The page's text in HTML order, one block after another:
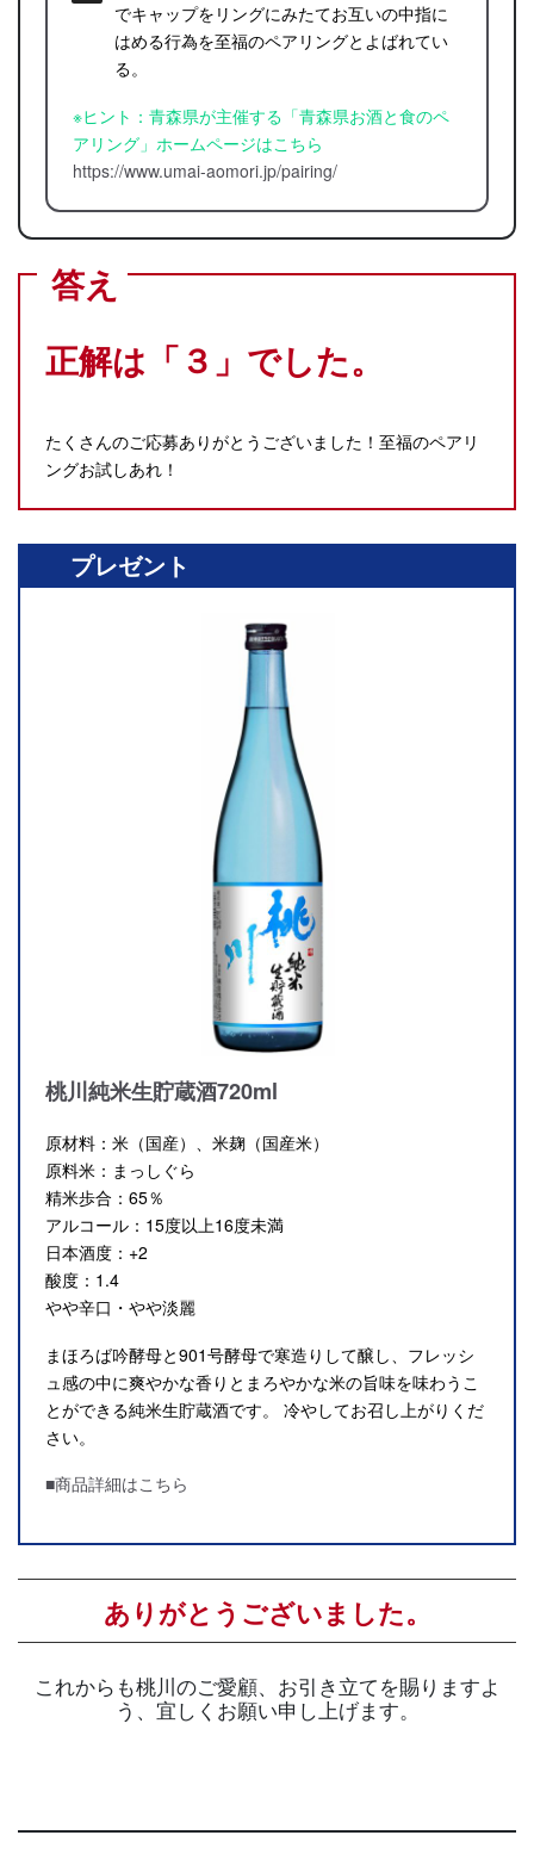
でキャップをリングにみたてお互いの中指に
はめる行為を至福のペアリングとよばれてい
る。
※ヒント：青森県が主催する「青森県お酒と食のペ
アリング」ホームページはこちら
https://www.umai-aomori.jp/pairing/
答え
正解は「３」でした。
たくさんのご応募ありがとうございました！至福のペアリ
ングお試しあれ！
プレゼント
桃川純米生貯蔵酒720ml
原材料：米（国産）、米麹（国産米）
原料米：まっしぐら
精米歩合：65％
アルコール：15度以上16度未満
日本酒度：+2
酸度：1.4
やや辛口・やや淡麗
まほろば吟酵母と901号酵母で寒造りして醸し、フレッシ
ュ感の中に爽やかな香りとまろやかな米の旨味を味わうこ
とができる純米生貯蔵酒です。 冷やしてお召し上がりくだ
さい。
■商品詳細はこちら
ありがとうございました。
これからも桃川のご愛顧、お引き立てを賜りますよ
う、宜しくお願い申し上げます。